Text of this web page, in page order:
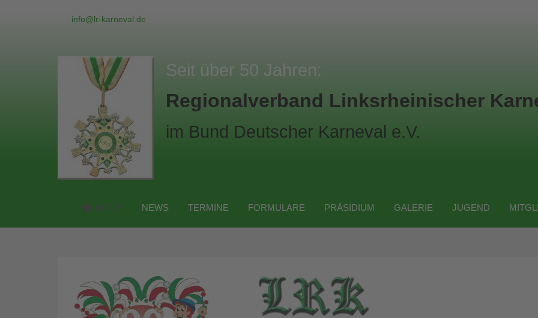
info@lr-karneval.de
Seit über 50 Jahren:
Regionalverband Linksrheinischer
im Bund Deutscher Karneval e.V.
HOME NEWS TERMINE FORMULARE PRÄSIDIUM GALERIE JUGEND